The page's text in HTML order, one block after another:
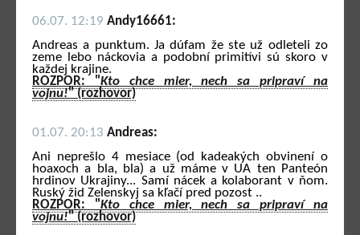
06.07. 12:19 Andy16661:
Andreas a punktum. Ja dúfam že ste už odleteli zo
zeme lebo náckovia a podobní primitívi sú skoro v
každej krajine.
ROZPOR: "Kto chce mier, nech sa pripraví na
vojnu!" (rozhovor)
01.07. 20:13 Andreas:
Ani neprešlo 4 mesiace (od kadeakých obvinení o
hoaxoch a bla, bla) a už máme v UA ten Panteón
hrdinov Ukrajiny... Samí nácek a kolaborant v ňom.
Ruský žid Zelenskyj sa kľačí pred pozost ..
ROZPOR: "Kto chce mier, nech sa pripraví na
vojnu!" (rozhovor)